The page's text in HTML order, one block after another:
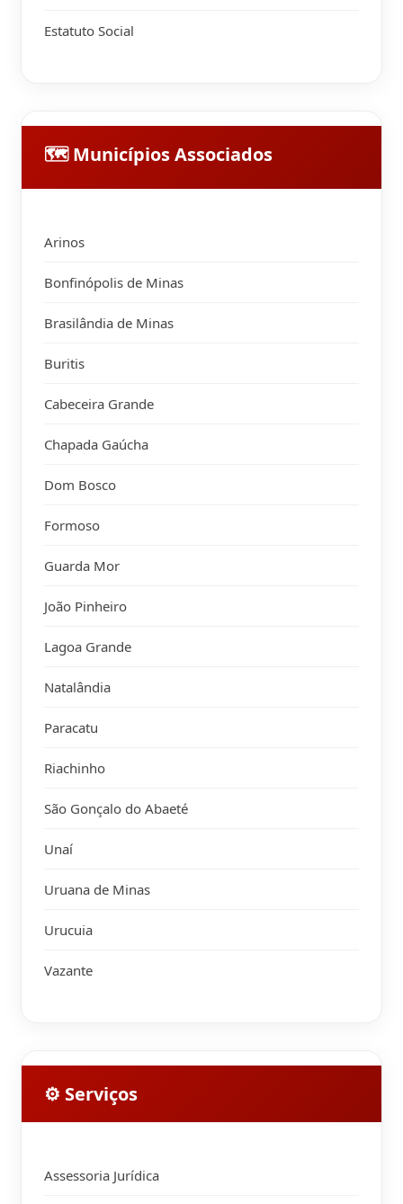
Estatuto Social
🗺 Municípios Associados
Arinos
Bonfinópolis de Minas
Brasilândia de Minas
Buritis
Cabeceira Grande
Chapada Gaúcha
Dom Bosco
Formoso
Guarda Mor
João Pinheiro
Lagoa Grande
Natalândia
Paracatu
Riachinho
São Gonçalo do Abaeté
Unaí
Uruana de Minas
Urucuia
Vazante
⚙ Serviços
Assessoria Jurídica